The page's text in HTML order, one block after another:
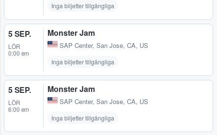
Inga biljetter tillgängliga
5 SEP.
LÖR
0:00 em
Monster Jam
SAP Center, San Jose, CA, US
Inga biljetter tillgängliga
5 SEP.
LÖR
6:00 em
Monster Jam
SAP Center, San Jose, CA, US
Inga biljetter tillgängliga